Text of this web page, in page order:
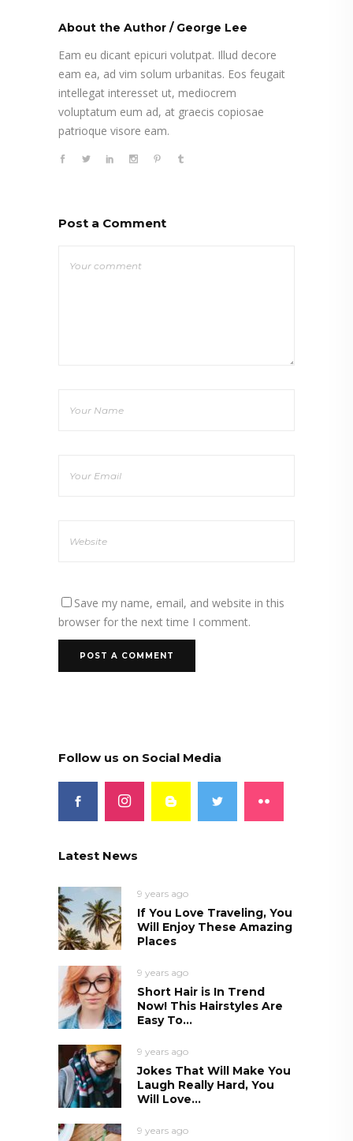
About the Author / George Lee
Eam eu dicant epicuri volutpat. Illud decore
eam ea, ad vim solum urbanitas. Eos feugait
intellegat interesset ut, mediocrem
voluptatum eum ad, at graecis copiosae
patrioque visore eam.
Post a Comment
Save my name, email, and website in this
browser for the next time I comment.
Follow us on Social Media
Latest News
9 years ago
If You Love Traveling, You
Will Enjoy These Amazing
Places
9 years ago
Short Hair is In Trend
Now! This Hairstyles Are
Easy To...
9 years ago
Jokes That Will Make You
Laugh Really Hard, You
Will Love...
9 years ago